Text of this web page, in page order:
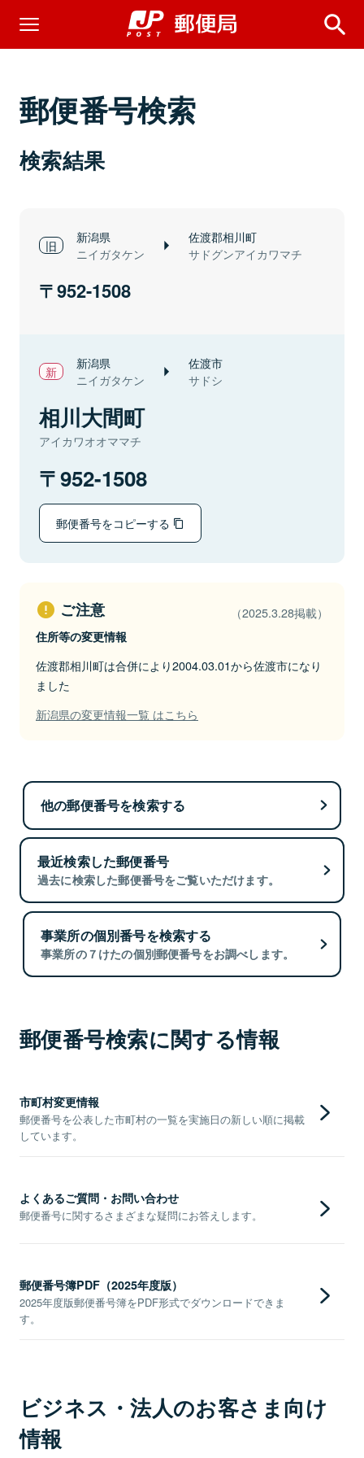
郵便番号検索
検索結果
新潟県
ニイガタケン
佐渡郡相川町
サドグンアイカワマチ
952-1508
新潟県
ニイガタケン
佐渡市
サドシ
相川大間町
アイカワオオママチ
952-1508
郵便番号をコピーする
ご注意 （2025.3.28掲載）
住所等の変更情報
佐渡郡相川町は合併により2004.03.01から佐渡市になり
ました
新潟県の変更情報一覧 はこちら
他の郵便番号を検索する
最近検索した郵便番号
過去に検索した郵便番号をご覧いただけます。
事業所の個別番号を検索する
事業所の７けたの個別郵便番号をお調べします。
郵便番号検索に関する情報
市町村変更情報
郵便番号を公表した市町村の一覧を実施日の新しい順に掲載
しています。
よくあるご質問・お問い合わせ
郵便番号に関するさまざまな疑問にお答えします。
郵便番号簿PDF（2025年度版）
2025年度版郵便番号簿をPDF形式でダウンロードできま
す。
ビジネス・法人のお客さま向け
情報